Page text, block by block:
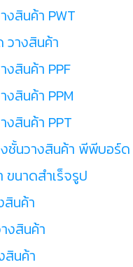
งสินค้า PWT
างสินค้า
งสินค้า PPF
งสินค้า PPM
งสินค้า PPT
ชั้นวางสินค้า พีพีบอร์ด
ขนาดสำเร็จรูป
สินค้า
งสินค้า
สินค้า